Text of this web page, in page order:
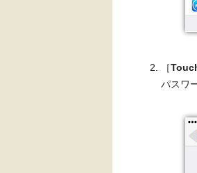
［
パスワ